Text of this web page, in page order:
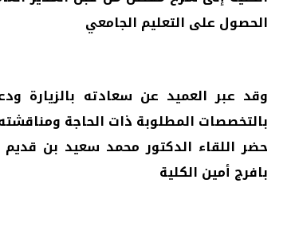
الحصول على التعليم الجامعي
وقد عبر العميد عن سعادته بالزيارة
بالتخصصات المطلوبة ذات الحاجة
حضر اللقاء الدكتور محمد سعيد بن قديم
بافرج أمين الكلية